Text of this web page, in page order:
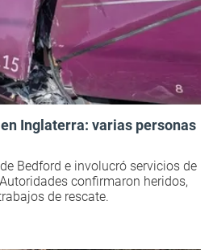
Inglaterra: varias personas
Bedford e involucró servicios de
confirmaron heridos,
de rescate.